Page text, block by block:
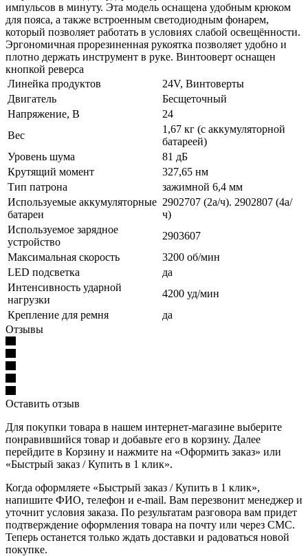
импульсов в минуту. Эта модель оснащена удобным крюком
для пояса, а также встроенным светодиодным фонарем,
который позволяет работать в условиях слабой освещённости.
Эргономичная прорезиненная рукоятка позволяет удобно и
плотно держать инструмент в руке. Винтооверт оснащен
кнопкой реверса
Линейка продуктов
24V, Винтоверты
Двигатель
Бесщеточный
Напряжение, В
24
Вес
1,67 кг (с аккумуляторной
батареей)
Уровень шума
81 дБ
Крутящий момент
327,65 нм
Тип патрона
зажимной 6,4 мм
Используемые аккумуляторные
батареи
2902707 (2а/ч). 2902807 (4а/
ч)
Используемое зарядное
устройство
2903607
Максимальная скорость
3200 об/мин
LED подсветка
да
Интенсивность ударной
нагрузки
4200 уд/мин
Крепление для ремня
да
Отзывы
Оставить отзыв
Для покупки товара в нашем интернет-магазине выберите
понравившийся товар и добавьте его в корзину. Далее
перейдите в Корзину и нажмите на «Оформить заказ» или
«Быстрый заказ / Купить в 1 клик».
Когда оформляете «Быстрый заказ / Купить в 1 клик»,
напишите ФИО, телефон и e-mail. Вам перезвонит менеджер и
уточнит условия заказа. По результатам разговора вам придет
подтверждение оформления товара на почту или через СМС.
Теперь останется только ждать доставки и радоваться новой
покупке.